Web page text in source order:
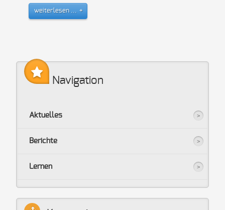
weiterlesen ...
Navigation
Aktuelles
Berichte
Lernen